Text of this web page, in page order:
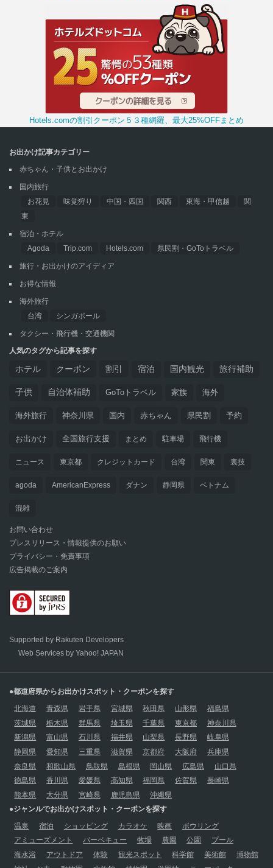
Hotels.comの割引クーポン５３種網羅、最大25%OFFまとめ
お出かけ記事カテゴリー
赤ちゃん・子供とお出かけ
国内旅行
お花見
味覚狩り 中国・四国 関西 東海・甲信越
関
東
宿泊・ホテル
Agoda
Trip.com Hotels.com 県民割・GoToトラベル
旅行・お出かけのアイディア
お得な情報
海外旅行
台湾
シンガポール
タクシー・飛行機・交通機関
人気のタグから記事を探す
ホテル クーポン 割引 宿泊 国内観光 旅行補助
子供 自治体補助 GoToトラベル 家族 海外
海外旅行 神奈川県 国内 赤ちゃん 県民割 予約
お出かけ 全国旅行支援 まとめ 駐車場 飛行機
ニュース 東京都 クレジットカード 台湾 関東 裏技
agoda AmericanExpress ダナン 静岡県 ベトナム
混雑
お問い合わせ
プレスリリース・情報提供のお願い
プライバシー・免責事項
広告掲載のご案内
Supported by Rakuten Developers
Web Services by Yahoo! JAPAN
●都道府県からお出かけスポット・クーポンを探す
北海道
青森県 岩手県 宮城県 秋田県 山形県
福島県
茨城県
栃木県 群馬県 埼玉県 千葉県 東京都
神奈川県
新潟県
富山県 石川県 福井県 山梨県 長野県
岐阜県
静岡県
愛知県 三重県 滋賀県 京都府 大阪府
兵庫県
奈良県
和歌山県 鳥取県 島根県 岡山県 広島県
山口県
徳島県
香川県 愛媛県 高知県 福岡県 佐賀県
長崎県
熊本県
大分県 宮崎県 鹿児島県
沖縄県
●ジャンルでお出かけスポット・クーポンを探す
温泉
宿泊 ショッピング カラオケ 映画
ボウリング
アミューズメント
バーベキュー 牧場 農園 公園
プール
海水浴
アウトドア 体験 観光スポット 科学館 美術館
博物館